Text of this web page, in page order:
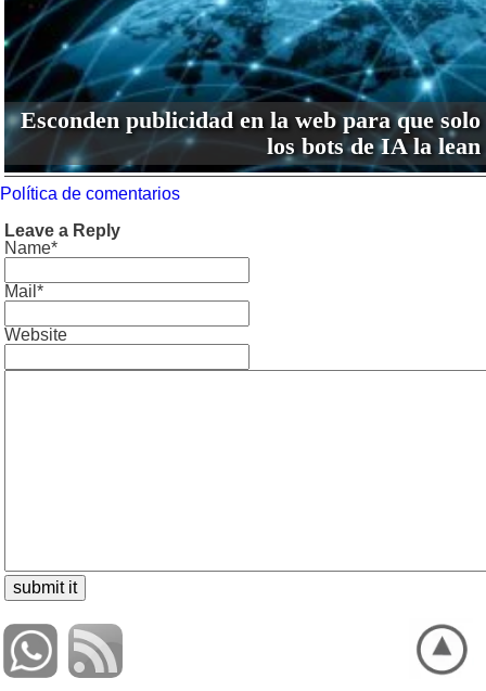
Esconden publicidad en la web para que solo
los bots de IA la lean
Política de comentarios
Leave a Reply
Name*
Mail*
Website